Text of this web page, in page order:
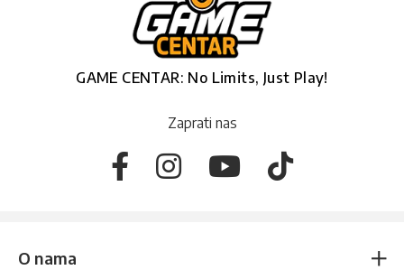
GAME CENTAR: No Limits, Just Play!
Zaprati nas
O nama